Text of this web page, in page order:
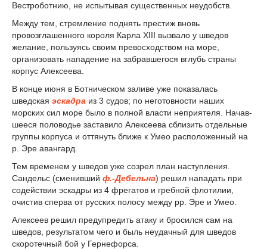
Вестроботнию, не испытывая существенных неудобств.
Между тем, стремление поднять престиж вновь
провозглашенного короля Карла XIII вызвало у шведов
желание, пользуясь своим превосходством на море,
организовать нападение на забравшегося вглубь страны
корпус Алексеева.
В конце июня в Ботническом заливе уже показалась
шведская эскадра из 3 судов; по неготовности наших
морских сил море было в полной власти неприятеля. Начав­
шееся половодье заставило Алексеева сблизить отдельные
группы корпуса и оттянуть ближе к Умео расположенный на
р. Эре авангард.
Тем временем у шведов уже созрел план наступления.
Сандельс (сменивший ф.-Дебельна) решил нападать при
содействии эскадры из 4 фрегатов и гребной флотилии,
очистив сперва от русских полосу между pp. Эpe и Умео.
Алексеев решил предупредить атаку и бросился сам на
шведов, результатом чего и быль не­удачный для шведов
скоротечный бой у Гернефорса.